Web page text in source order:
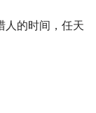
人的时间，任天